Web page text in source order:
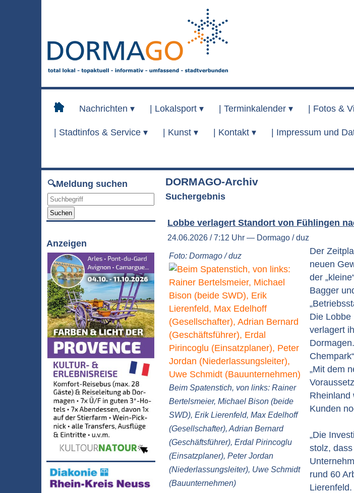
Nachrichten ▾ Lokalsport ▾ Terminkalender ▾ Fotos &
Stadtinfos & Service ▾ Kunst ▾ Kontakt ▾ Impressum und
🔍Meldung suchen
Suchen
Anzeigen
DORMAGO-Archiv
Suchergebnis
Lobbe verlagert Standort von Fühlingen
24.06.2026 / 7:12 Uhr — Dormago / duz
Foto: Dormago / duz
Beim Spatenstich, von links: Rainer
Bertelsmeier, Michael Bison (beide
SWD), Erik Lierenfeld, Max Edelhoff
(Gesellschafter), Adrian Bernard
(Geschäftsführer), Erdal Pirincoglu
(Einsatzplaner), Peter Jordan
(Niederlassungsleiter), Uwe Schmidt
(Bauunternehmen)
Der
neuen
der
Bagger
Die Lobbe
verlagert
„Mit dem
Rheinland
Kunden
„Die
stolz,
rund 60